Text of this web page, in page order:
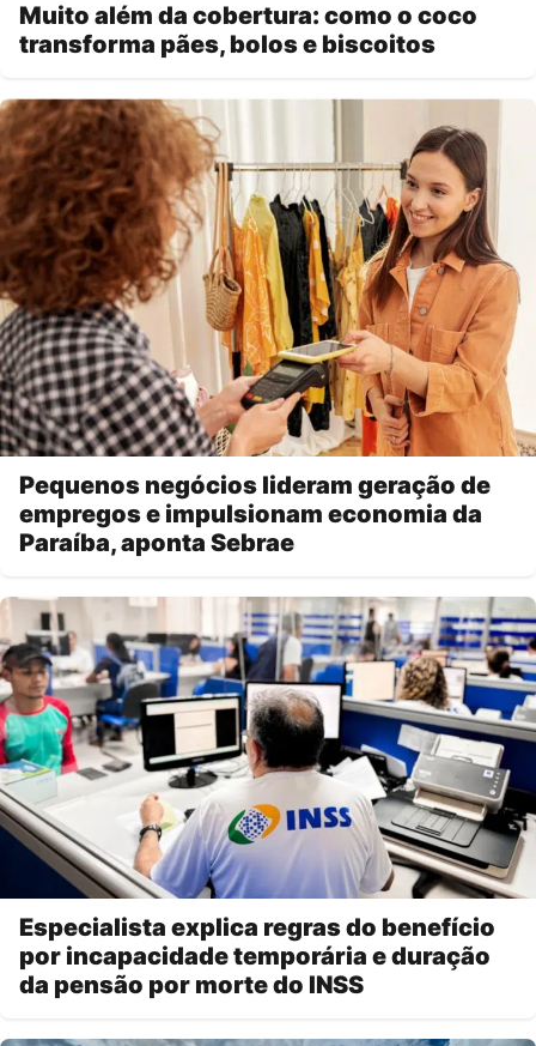
Muito além da cobertura: como o coco
transforma pães, bolos e biscoitos
Pequenos negócios lideram geração de
empregos e impulsionam economia da
Paraíba, aponta Sebrae
Especialista explica regras do benefício
por incapacidade temporária e duração
da pensão por morte do INSS